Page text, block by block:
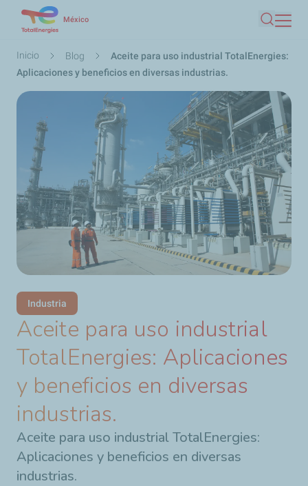
contenido
principal
México
Buscar
Ruta
de
navegación
Inicio Blog
Aceite para uso industrial TotalEnergies:
Aplicaciones y beneficios en diversas industrias.
Industria
Aceite para uso industrial
TotalEnergies: Aplicaciones
y beneficios en diversas
industrias.
Aceite para uso industrial TotalEnergies:
Aplicaciones y beneficios en diversas
industrias.